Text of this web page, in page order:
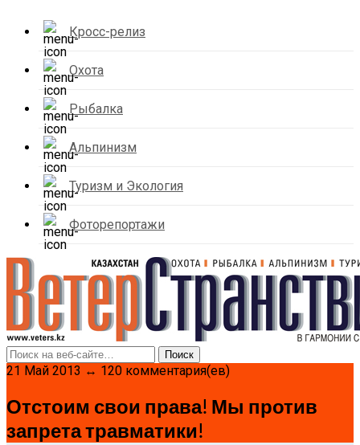
Кросс-релиз
Охота
Рыбалка
Альпинизм
Туризм и Экология
Фоторепортажи
21 Май 2013 ↔ 120 комментария(ев)
Отстоим свои права! Мы против
запрета травматики!